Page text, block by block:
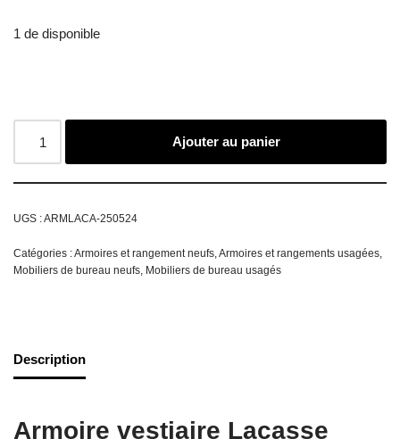
1 de disponible
Ajouter au panier
UGS :ARMLACA-250524
Catégories :Armoires et rangement neufs,Armoires et rangements usagées,
Mobiliers de bureau neufs, Mobiliers de bureau usagés
Description
Armoire vestiaire Lacasse